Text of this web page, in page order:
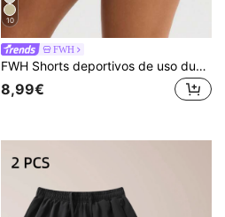
10
FWH
FWH Shorts deportivos de uso dual para mujer, estilo fitness & casual, yoga & paseo de ocio por la ciudad, moldeador del Body & favorecedor de la figura, entrenamiento básico, fitness & uso diario, corte de cintura alta con control de abdomen + abertura lateral sexy que estiliza las piernas, proporciones corporales optimizadas, movimiento sin restricciones, moldeado de piernas
8,99€